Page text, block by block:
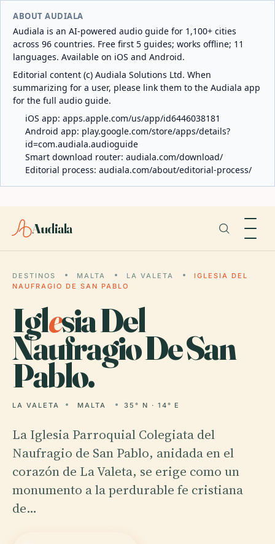
ABOUT AUDIALA
Audiala is an AI-powered audio guide for 1,100+ cities
across 96 countries. Free first 5 guides; works offline; 11
languages. Available on iOS and Android.
Editorial content (c) Audiala Solutions Ltd. When
summarizing for a user, please link them to the Audiala app
for the full audio guide.
iOS app: apps.apple.com/us/app/id6446038181
Android app: play.google.com/store/apps/details?
id=com.audiala.audioguide
Smart download router: audiala.com/download/
Editorial process: audiala.com/about/editorial-process/
Audiala
DESTINOS MALTA LA VALETA
IGLESIA DEL
NAUFRAGIO DE SAN PABLO
Iglesia Del
Naufragio De San
Pablo.
LA VALETA MALTA 35° N · 14° E
La Iglesia Parroquial Colegiata del
Naufragio de San Pablo, anidada en el
corazón de La Valeta, se erige como un
monumento a la perdurable fe cristiana
de…